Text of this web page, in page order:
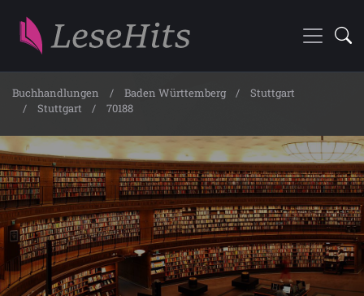
Buchhandlungen Baden Württemberg
Stuttgart
Stuttgart
70188